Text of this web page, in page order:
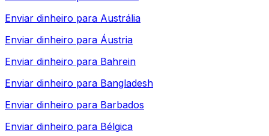
Enviar dinheiro para Austrália
Enviar dinheiro para Áustria
Enviar dinheiro para Bahrein
Enviar dinheiro para Bangladesh
Enviar dinheiro para Barbados
Enviar dinheiro para Bélgica